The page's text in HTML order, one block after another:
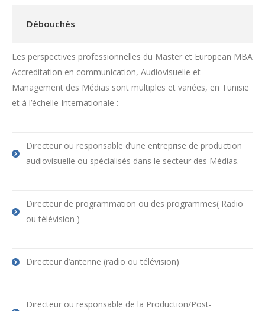
Débouchés
Les perspectives professionnelles du Master et European MBA
Accreditation en communication, Audiovisuelle et
Management des Médias sont multiples et variées, en Tunisie
et à l’échelle Internationale :
Directeur ou responsable d’une entreprise de production
audiovisuelle ou spécialisés dans le secteur des Médias.
Directeur de programmation ou des programmes( Radio
ou télévision )
Directeur d’antenne (radio ou télévision)
Directeur ou responsable de la Production/Post-